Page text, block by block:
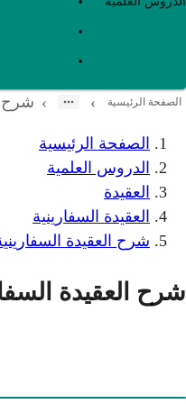
الصفحة الرئيسية ›
› شرح
الصفحة الرئيسية
الدروس العلمية
العقيدة
العقيدة السفارينية
شرح العقيدة السفارينية
شرح العقيدة